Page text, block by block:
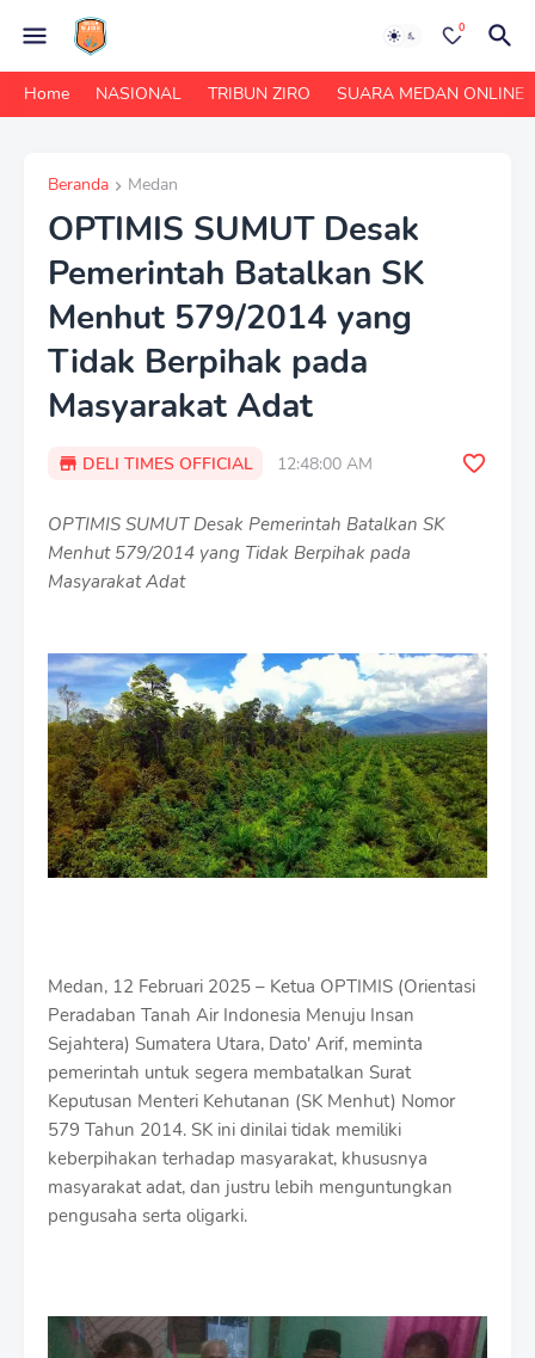
0
Home NASIONAL TRIBUN ZIRO SUARA MEDAN ONLINE
Beranda Medan
OPTIMIS SUMUT Desak
Pemerintah Batalkan SK
Menhut 579/2014 yang
Tidak Berpihak pada
Masyarakat Adat
DELI TIMES OFFICIAL 12:48:00 AM
OPTIMIS SUMUT Desak Pemerintah Batalkan SK
Menhut 579/2014 yang Tidak Berpihak pada
Masyarakat Adat
Medan, 12 Februari 2025 – Ketua OPTIMIS (Orientasi
Peradaban Tanah Air Indonesia Menuju Insan
Sejahtera) Sumatera Utara, Dato' Arif, meminta
pemerintah untuk segera membatalkan Surat
Keputusan Menteri Kehutanan (SK Menhut) Nomor
579 Tahun 2014. SK ini dinilai tidak memiliki
keberpihakan terhadap masyarakat, khususnya
masyarakat adat, dan justru lebih menguntungkan
pengusaha serta oligarki.